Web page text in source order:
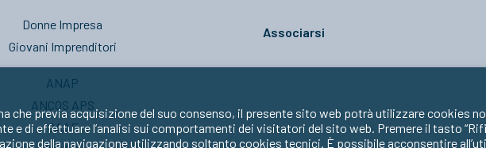
Donne Impresa
Giovani Imprenditori
ANAP
ANCOS APS
CAAF
Associarsi
che previa acquisizione del suo consenso, il presente sito web potrà utilizzare cookies
e di effettuare l’analisi sui comportamenti dei visitatori del sito web. Premere il tasto
della navigazione utilizzando soltanto cookies tecnici. È possibile acconsentire